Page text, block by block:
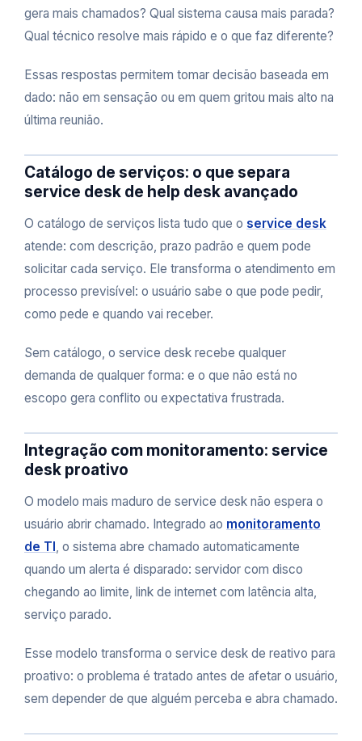
gera mais chamados? Qual sistema causa mais parada?
Qual técnico resolve mais rápido e o que faz diferente?
Essas respostas permitem tomar decisão baseada em
dado: não em sensação ou em quem gritou mais alto na
última reunião.
Catálogo de serviços: o que separa
service desk de help desk avançado
O catálogo de serviços lista tudo que o service desk
atende: com descrição, prazo padrão e quem pode
solicitar cada serviço. Ele transforma o atendimento em
processo previsível: o usuário sabe o que pode pedir,
como pede e quando vai receber.
Sem catálogo, o service desk recebe qualquer
demanda de qualquer forma: e o que não está no
escopo gera conflito ou expectativa frustrada.
Integração com monitoramento: service
desk proativo
O modelo mais maduro de service desk não espera o
usuário abrir chamado. Integrado ao monitoramento
de TI, o sistema abre chamado automaticamente
quando um alerta é disparado: servidor com disco
chegando ao limite, link de internet com latência alta,
serviço parado.
Esse modelo transforma o service desk de reativo para
proativo: o problema é tratado antes de afetar o usuário,
sem depender de que alguém perceba e abra chamado.